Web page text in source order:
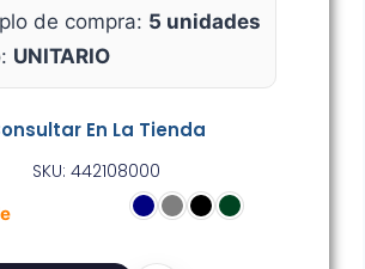
En La Tienda
SKU: 442108000
de compra: 5 unidades
UNITARIO